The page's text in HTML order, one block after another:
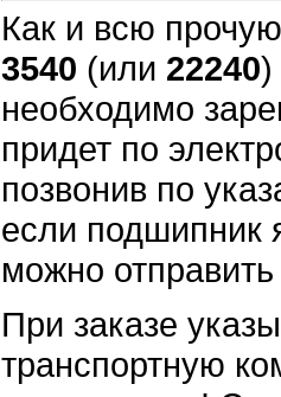
Как и всю
3540 (или 22240)
необходимо
придет по
позвонив по
если подшипник
можно
При заказе
транспортную